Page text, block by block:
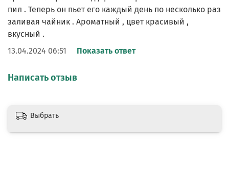
пил . Теперь он пьет его каждый день по несколько раз
заливая чайник . Ароматный , цвет красивый ,
вкусный .
13.04.2024 06:51
Показать ответ
Написать отзыв
Выбрать